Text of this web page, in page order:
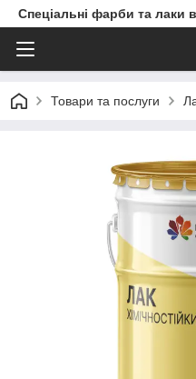
Спеціальні фарби та лаки
Товари та послуги